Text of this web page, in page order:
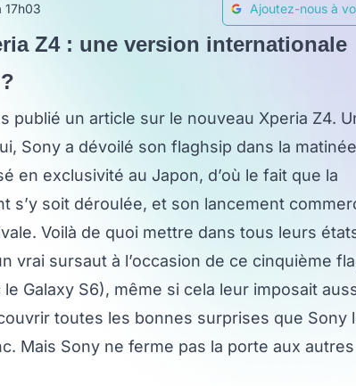
17h03 Ajoutez-nous à
Z4 : une version internationale
publié un article sur le nouveau Xperia Z4.
Sony a dévoilé son flaghsip dans la
en exclusivité au Japon, d’où le fait que la
s’y soit déroulée, et son lancement
Voilà de quoi mettre dans tous leurs
vrai sursaut à l’occasion de ce cinquième
Galaxy S6), même si cela leur imposait
toutes les bonnes surprises que Sony
Mais Sony ne ferme pas la porte aux autres